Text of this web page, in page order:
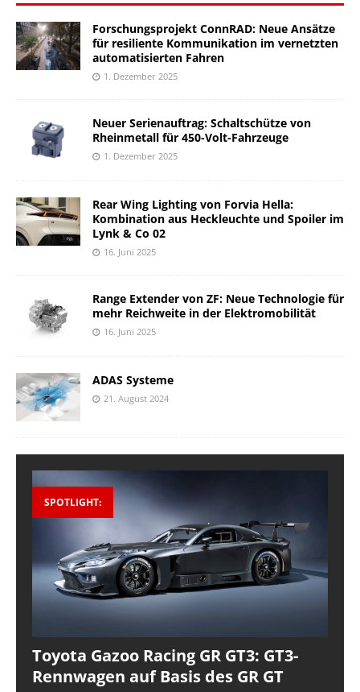
Forschungsprojekt ConnRAD: Neue Ansätze
für resiliente Kommunikation im vernetzten
automatisierten Fahren
1. Dezember 2025
Neuer Serienauftrag: Schaltschütze von
Rheinmetall für 450-Volt-Fahrzeuge
1. Dezember 2025
Rear Wing Lighting von Forvia Hella:
Kombination aus Heckleuchte und Spoiler im
Lynk & Co 02
16. Juni 2025
Range Extender von ZF: Neue Technologie für
mehr Reichweite in der Elektromobilität
16. Juni 2025
ADAS Systeme
21. August 2024
SPOTLIGHT:
Toyota Gazoo Racing GR GT3: GT3-
Rennwagen auf Basis des GR GT